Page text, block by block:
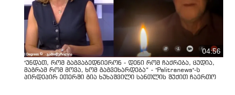
04:56
"უნდათ, რომ გაგვაბედნიერონ - დენი რომ ჩაქრება, ცუდია,
მაგრამ რომ მოვა, ხომ გაგვეხარდება“ - "Palitranews"-ს
პირდეპირ ეთერში გია ხუხაშვილი სანთლის შუქით ჩაერთო